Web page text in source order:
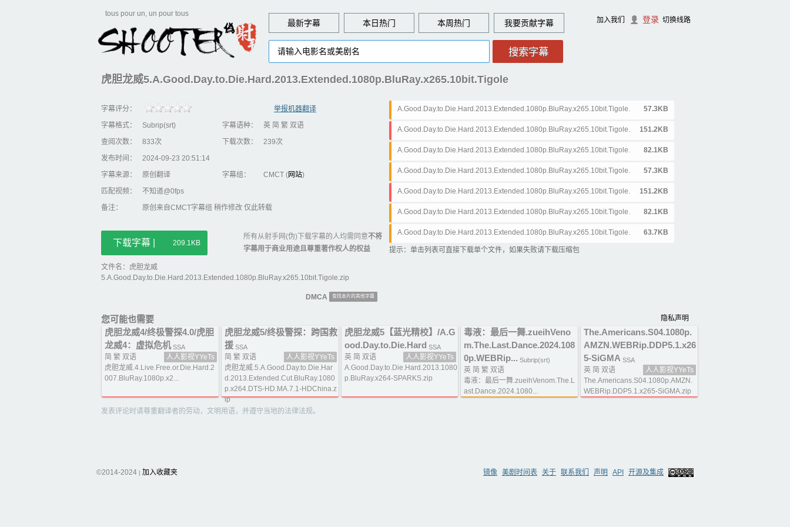
tous pour un, un pour tous
最新字幕 本日热门 本周热门 贡献字幕 加入我们 登录 切换线路
虎胆龙威5.A.Good.Day.to.Die.Hard.2013.Extended.1080p.BluRay.x265.10bit.Tigole
字幕评分：
举报机器翻译
字幕格式：
Subrip(srt) 字幕语种：
英 简 繁 双语
查阅次数：
833次 下载次数：
239次
发布时间：
2024-09-23 20:51:14
字幕来源：
原创翻译 字幕组： CMCT (网站)
匹配视频：
不知道@0fps
备注：
原创来自CMCT字幕组 稍作修改 仅此转载
下载字幕 | 209.1KB
所有从射手网(伪)下载字幕的人均需同意不将
字幕用于商业用途且尊重著作权人的权益
文件名：虎胆龙威
5.A.Good.Day.to.Die.Hard.2013.Extended.1080p.BluRay.x265.10bit.Tigole.zip
A.Good.Day.to.Die.Hard.2013.Extended.1080p.BluRay.x265.10bit.Tigole.
Chs.srt
57.3KB
A.Good.Day.to.Die.Hard.2013.Extended.1080p.BluRay.x265.10bit.Tigole.
ChsEng.ass
151.2KB
A.Good.Day.to.Die.Hard.2013.Extended.1080p.BluRay.x265.10bit.Tigole.
ChsEng.srt
82.1KB
A.Good.Day.to.Die.Hard.2013.Extended.1080p.BluRay.x265.10bit.Tigole.
Cht.srt
57.3KB
A.Good.Day.to.Die.Hard.2013.Extended.1080p.BluRay.x265.10bit.Tigole.
ChtEng.ass
151.2KB
A.Good.Day.to.Die.Hard.2013.Extended.1080p.BluRay.x265.10bit.Tigole.
ChtEng.srt
82.1KB
A.Good.Day.to.Die.Hard.2013.Extended.1080p.BluRay.x265.10bit.Tigole.
Eng.srt
63.7KB
提示：单击列表可直接下载单个文件，如果失败请下载压缩包
DMCA 查找本片的其他字幕
您可能也需要 隐私声明
虎胆龙威4/终极警探4.0/虎胆
龙威4：虚拟危机 SSA
简 繁 双语
人人影视YYeTs
虎胆龙威.4.Live.Free.or.Die.Hard.2
007.BluRay.1080p.x2...
虎胆龙威5/终极警探：跨国救
援 SSA
简 繁 双语
人人影视YYeTs
虎胆龙威.5.A.Good.Day.to.Die.Har
d.2013.Extended.Cut.BluRay.1080
p.x264.DTS-HD.MA.7.1-HDChina.z
ip
虎胆龙威5【蓝光精校】/A.G
ood.Day.to.Die.Hard SSA
英 简 双语
人人影视YYeTs
A.Good.Day.to.Die.Hard.2013.1080
p.BluRay.x264-SPARKS.zip
毒液：最后一舞.zueihVeno
m.The.Last.Dance.2024.108
0p.WEBRip... Subrip(srt)
英 简 繁 双语
毒液：最后一舞.zueihVenom.The.L
ast.Dance.2024.1080...
The.Americans.S04.1080p.
AMZN.WEBRip.DDP5.1.x26
5-SiGMA SSA
英 简 双语
人人影视YYeTs
The.Americans.S04.1080p.AMZN.
WEBRip.DDP5.1.x265-SiGMA.zip
发表评论时请尊重翻译者的劳动，文明用语，并遵守当地的法律法规。
©2014-2024 | 加入收藏夹 镜像 美剧时间表 关于 联系我们 声明 API 开源及集成